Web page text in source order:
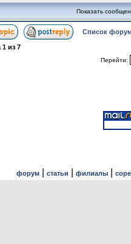
Показать
Список
1 из 7
Перейти:
форум| статьи филиалы|